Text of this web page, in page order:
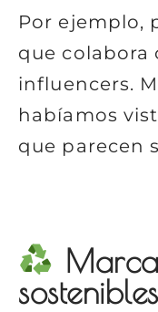
Por ejemplo,
que colabora
influencers.
habíamos
que parecen